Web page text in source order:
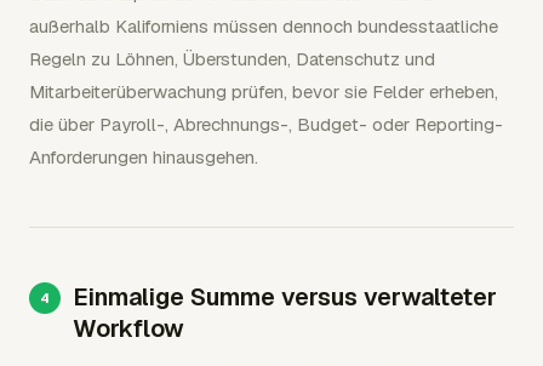
außerhalb Kaliforniens müssen dennoch bundesstaatliche
Regeln zu Löhnen, Überstunden, Datenschutz und
Mitarbeiterüberwachung prüfen, bevor sie Felder erheben,
die über Payroll-, Abrechnungs-, Budget- oder Reporting-
Anforderungen hinausgehen.
Einmalige Summe versus verwalteter
Workflow